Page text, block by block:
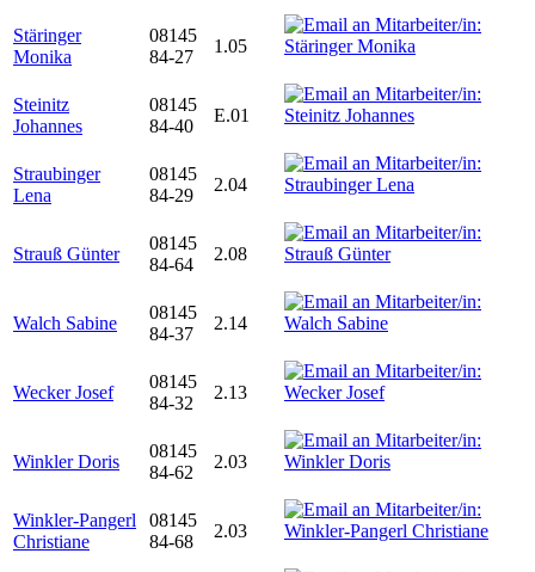
Stäringer
Monika
08145
84-27
1.05
Steinitz
Johannes
08145
84-40
E.01
Straubinger
Lena
08145
84-29
2.04
Strauß Günter
08145
84-64
2.08
Walch Sabine
08145
84-37
2.14
Wecker Josef
08145
84-32
2.13
Winkler Doris
08145
84-62
2.03
Winkler-Pangerl
Christiane
08145
84-68
2.03